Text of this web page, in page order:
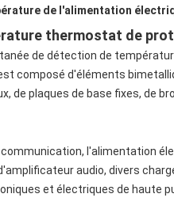
de l'alimentation
thermostat de
de détection de
composé d'éléments
de plaques de base fixes, de
l'alimentation
audio, divers
et électriques de haute